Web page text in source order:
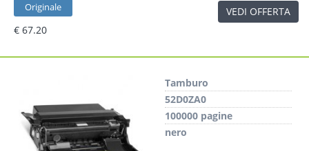
Originale
€ 67.20
VEDI OFFERTA
Tamburo
52D0ZA0
100000 pagine
nero